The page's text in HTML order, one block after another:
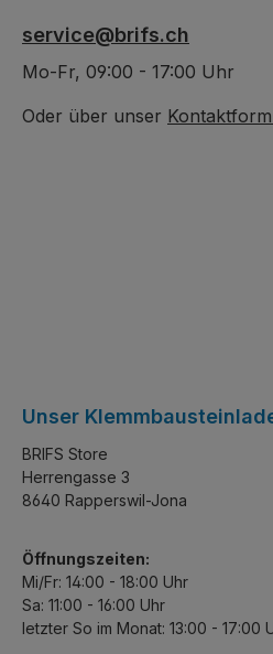
service@brifs.ch
Mo-Fr, 09:00 - 17:00 Uhr
Oder über unser
Unser
BRIFS Store
Herrengasse 3
8640 Rapperswil-Jona
Öffnungszeiten:
Mi/Fr: 14:00 - 18:00 Uhr
Sa: 11:00 - 16:00 Uhr
letzter So im Monat: 13:00 - 17:00